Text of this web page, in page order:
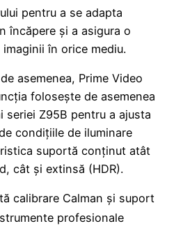
pentru a se adapta
încăpere și a asigura o
în orice mediu.
asemenea, Prime Video
folosește de asemenea
seriei Z95B pentru a ajusta
condițiile de iluminare
suportă conținut atât
cât și extinsă (HDR).
calibrare Calman și suport
profesionale